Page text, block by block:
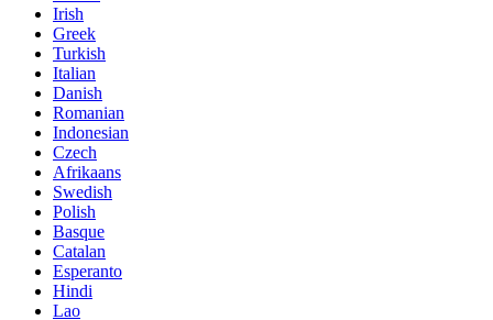
Irish
Greek
Turkish
Italian
Danish
Romanian
Indonesian
Czech
Afrikaans
Swedish
Polish
Basque
Catalan
Esperanto
Hindi
Lao